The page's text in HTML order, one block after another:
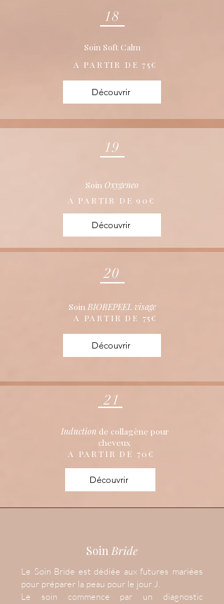
18
Soin Soft Calm
A PARTIR DE 75€
Découvrir
19
Soin Oxygeneo
A PARTIR DE 90€
Découvrir
20
SoinBIOREPEEL visage
A PARTIR DE 75€
Découvrir
21
Induction de collagène pour
cheveux
A PARTIR DE 70€
Découvrir
SoinBride
Le Soin Bride est dédiée aux futures mariées
pour préparer la peau pour le jour J.
Le soin commence par un diagnostic